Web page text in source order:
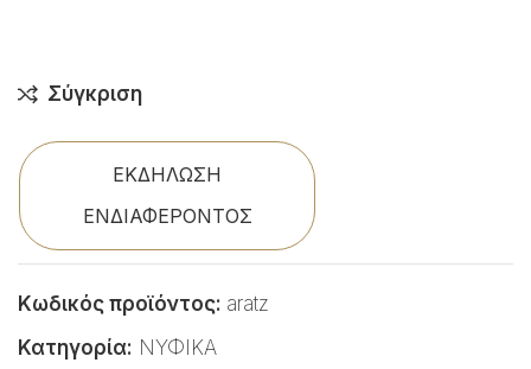
Σύγκριση
ΕΚΔΗΛΩΣΗ
ΕΝΔΙΑΦΕΡΟΝΤΟΣ
Κωδικός προϊόντος: aratz
Κατηγορία: ΝΥΦΙΚΑ